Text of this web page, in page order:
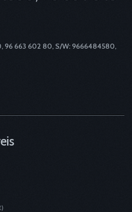
96 663 602 80, S/W: 9666484580,